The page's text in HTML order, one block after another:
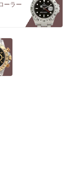
ーラー